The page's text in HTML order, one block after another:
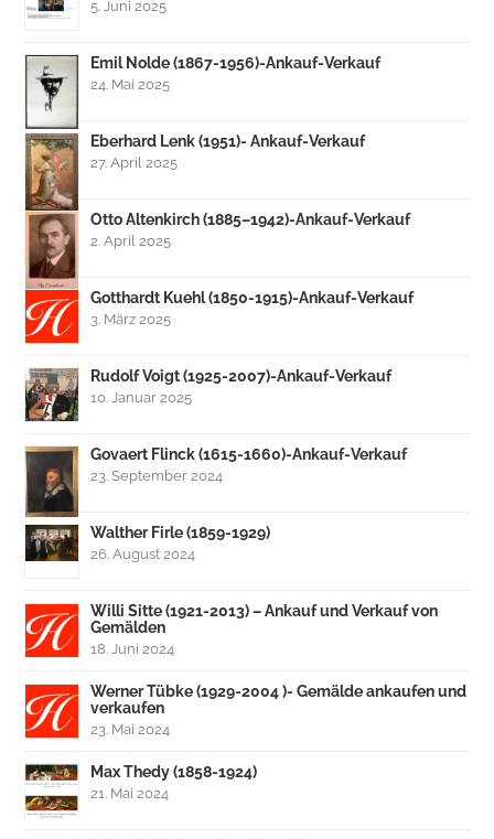
5. Juni 2025
Emil Nolde (1867-1956)-Ankauf-Verkauf
24. Mai 2025
Eberhard Lenk (1951)- Ankauf-Verkauf
27. April 2025
Otto Altenkirch (1885–1942)-Ankauf-Verkauf
2. April 2025
Gotthardt Kuehl (1850-1915)-Ankauf-Verkauf
3. März 2025
Rudolf Voigt (1925-2007)-Ankauf-Verkauf
10. Januar 2025
Govaert Flinck (1615-1660)-Ankauf-Verkauf
23. September 2024
Walther Firle (1859-1929)
26. August 2024
Willi Sitte (1921-2013) – Ankauf und Verkauf von
Gemälden
18. Juni 2024
Werner Tübke (1929-2004 )- Gemälde ankaufen und
verkaufen
23. Mai 2024
Max Thedy (1858-1924)
21. Mai 2024